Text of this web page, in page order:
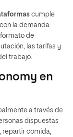
cumple
la demanda
de
las tarifas y
trabajo.
en
a través de
dispuestas
comida,